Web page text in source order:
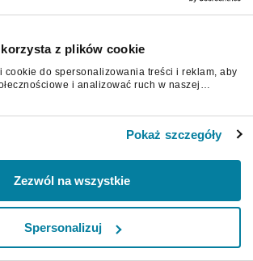
z plików cookie
cookie do spersonalizowania treści i reklam, aby
i analizować ruch w naszej
lub uzyskanymi podczas korzystania z ich
Pokaż szczegóły
Zezwól na wszystkie
Spersonalizuj
odśwież stronę.
Odśwież